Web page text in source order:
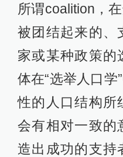
所谓coalition，
被团结起来的、
家或某种政策的
体在“选举人口学
性的人口结构所
会有相对一致的
造出成功的支持